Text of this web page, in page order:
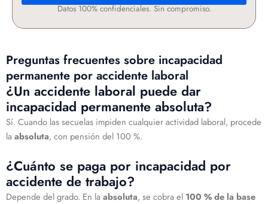
Datos 100% confidenciales. Sin compromiso.
Preguntas frecuentes sobre incapacidad
permanente por accidente laboral
¿Un accidente laboral puede dar
incapacidad permanente absoluta?
Sí. Cuando las secuelas impiden cualquier actividad laboral, procede
la absoluta, con pensión del 100 %.
¿Cuánto se paga por incapacidad por
accidente de trabajo?
Depende del grado. En la absoluta, se cobra el 100 % de la base